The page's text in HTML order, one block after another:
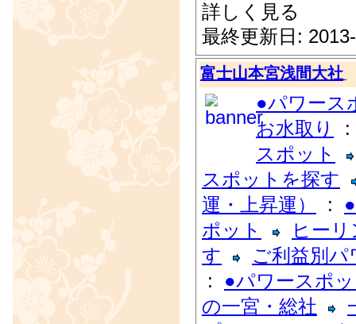
詳しく見る
最終更新日:
富士山本宮浅間大社
●パワース
お水取り
スポット
スポットを探す
運・上昇運）
:
ポット
ヒー
す
ご利益別
: ●パワースポ
の一宮・総社